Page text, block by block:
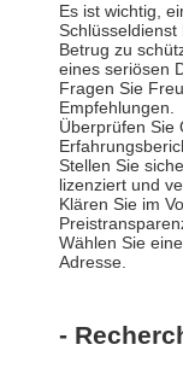
Es ist wichtig,
Betrug zu
eines seriösen
Fragen Sie
Empfehlungen.
Überprüfen Sie
Stellen Sie
lizenziert und
Klären Sie im
Wählen Sie
Adresse.
-